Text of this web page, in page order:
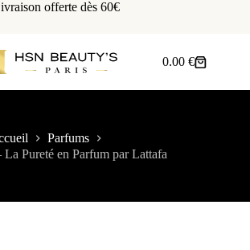
offerte dès 60€
0.00€
Parfums
Pureté en Parfum par Lattafa